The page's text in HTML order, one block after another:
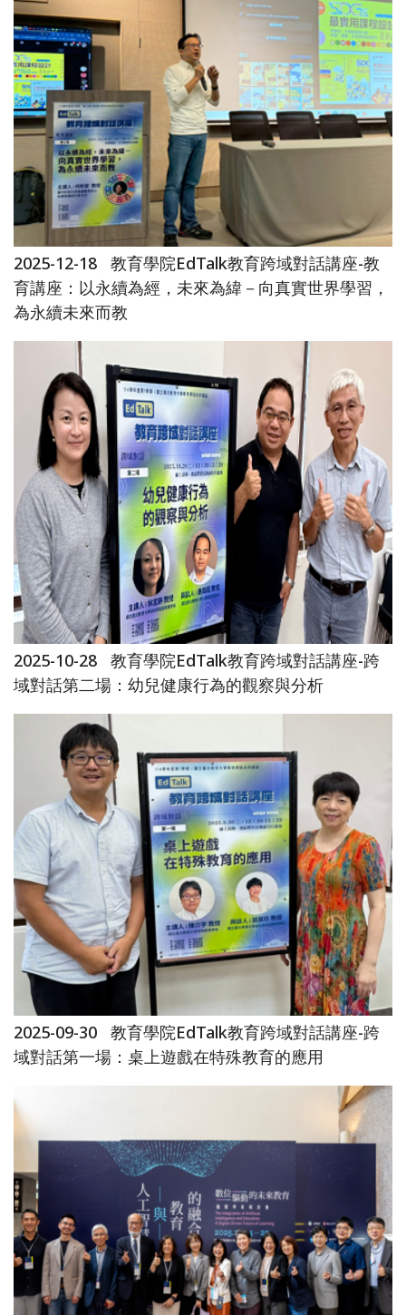
2025-12-18
教育學院EdTalk教育跨域對話講座-教
育講座：以永續為經，未來為緯－向真實世界學習，
為永續未來而教
2025-10-28
教育學院EdTalk教育跨域對話講座-跨
域對話第二場：幼兒健康行為的觀察與分析
2025-09-30
教育學院EdTalk教育跨域對話講座-跨
域對話第一場：桌上遊戲在特殊教育的應用